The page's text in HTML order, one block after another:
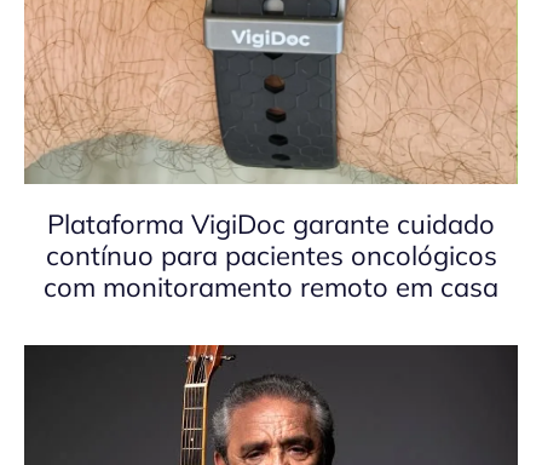
Plataforma VigiDoc garante cuidado
contínuo para pacientes oncológicos
com monitoramento remoto em casa